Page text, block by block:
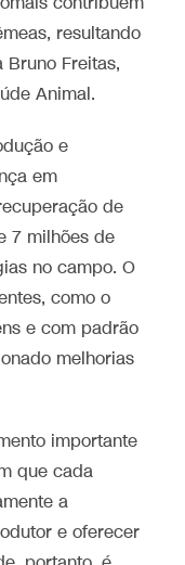
resultando
Bruno Freitas,
Animal.
e
em
de
7 milhões de
no campo. O
como o
e com padrão
melhorias
importante
que cada
a
e oferecer